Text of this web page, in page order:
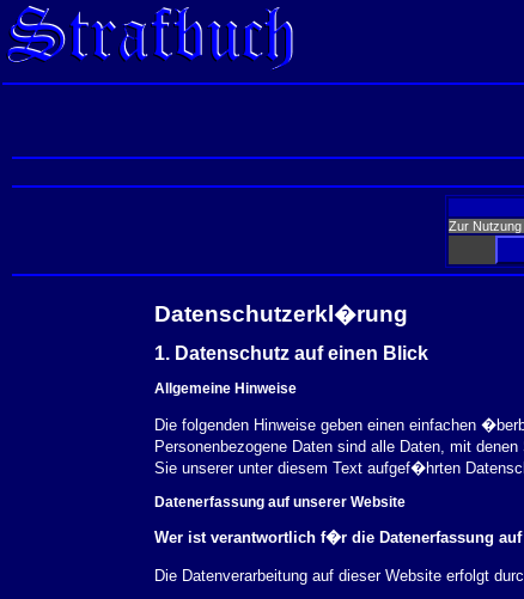
Zur Nutzung
Datenschutzerkl�rung
1. Datenschutz auf einen Blick
Allgemeine Hinweise
Die folgenden Hinweise geben einen einfachen
Personenbezogene Daten sind alle Daten, mit
Sie unserer unter diesem Text aufgef�hrten
Datenerfassung auf unserer Website
Wer ist verantwortlich f�r die Datenerfassung
Die Datenverarbeitung auf dieser Website erfolgt